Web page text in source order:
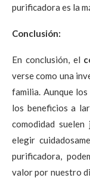
purificadora es la
Conclusión:
En conclusión, el
verse como una
familia. Aunque
los beneficios a
comodidad
elegir
purificadora,
valor por nuestro